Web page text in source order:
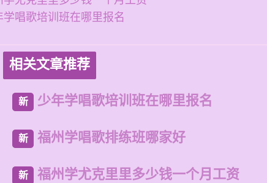
学唱歌培训班在哪里报名
相关文章推荐
新 少年学唱歌培训班在哪里报名
新 福州学唱歌排练班哪家好
新 福州学尤克里里多少钱一个月工资